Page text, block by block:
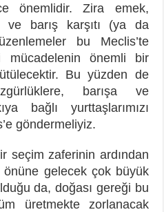
önemlidir. Zira emek,
ve barış karşıtı (ya da
bu Meclis’te
mücadelenin önemli bir
Bu yüzden de
barışa ve
bağlı yurttaşlarımızı
göndermeliyiz.
seçim zaferinin ardından
önüne gelecek çok büyük
da, doğası gereği bu
üretmekte zorlanacak